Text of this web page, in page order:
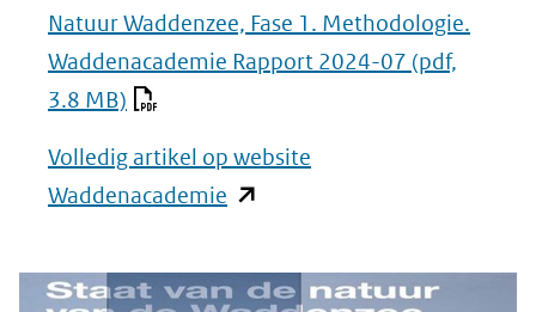
Natuur Waddenzee, Fase 1. Methodologie.
Waddenacademie Rapport 2024-07 (pdf,
3.8 MB)
Volledig artikel op website
Waddenacademie (opent
nieuw